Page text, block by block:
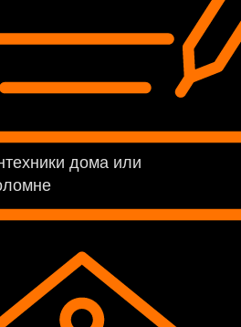
дома или